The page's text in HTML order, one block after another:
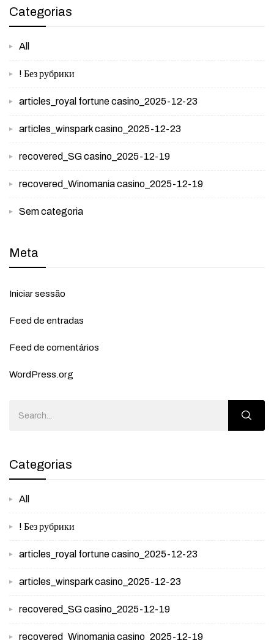
Categorias
All
! Без рубрики
articles_royal fortune casino_2025-12-23
articles_winspark casino_2025-12-23
recovered_SG casino_2025-12-19
recovered_Winomania casino_2025-12-19
Sem categoria
Meta
Iniciar sessão
Feed de entradas
Feed de comentários
WordPress.org
Categorias
All
! Без рубрики
articles_royal fortune casino_2025-12-23
articles_winspark casino_2025-12-23
recovered_SG casino_2025-12-19
recovered_Winomania casino_2025-12-19